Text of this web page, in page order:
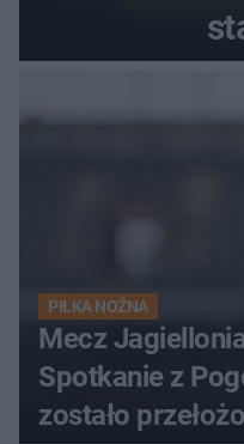
PIŁKA NOŻNA
Mecz
Spotkanie z
zostało